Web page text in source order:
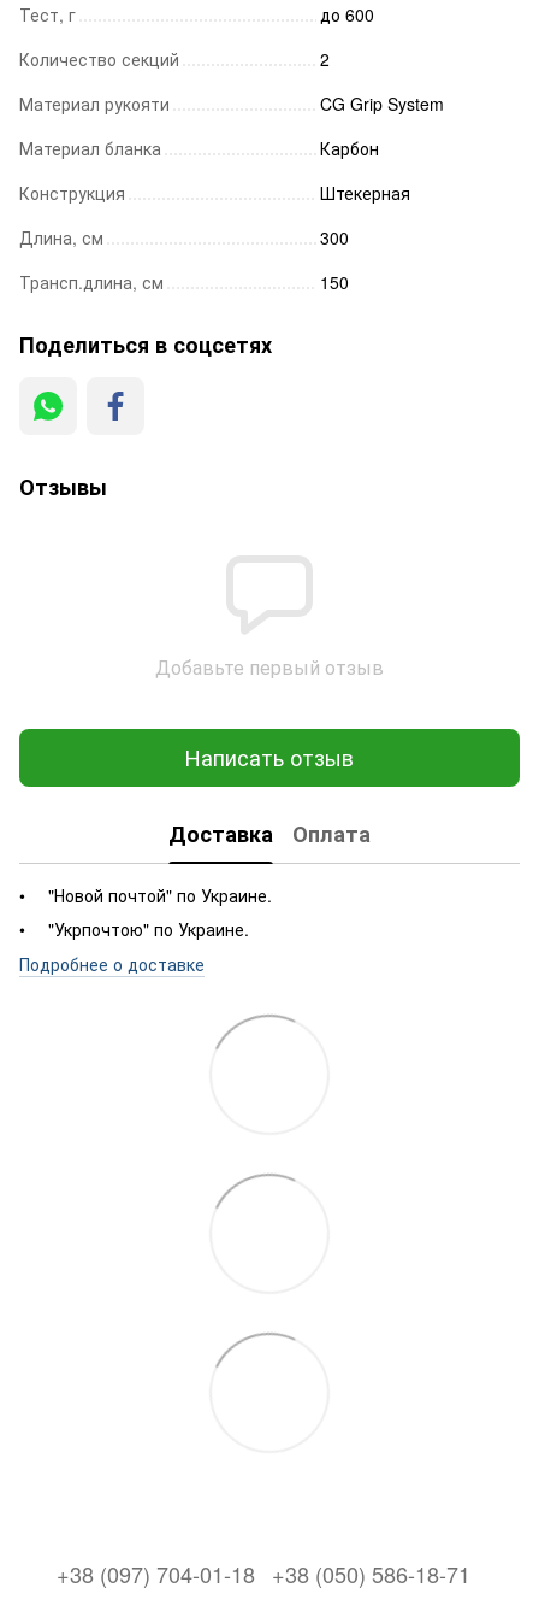
Тест, г
до 600
Количество секций
2
Материал рукояти
CG Grip System
Материал бланка
Карбон
Конструкция
Штекерная
Длина, см
300
Трансп.длина, см
150
Поделиться в соцсетях
Отзывы
Добавьте первый отзыв
Написать отзыв
Доставка Оплата
"Новой почтой" по Украине.
"Укрпочтою" по Украине.
Подробнее о доставке
+38 (097) 704-01-18 +38 (050) 586-18-71